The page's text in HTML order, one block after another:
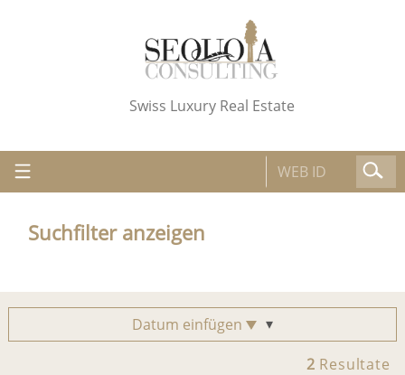
Swiss Luxury Real Estate
Suchfilter anzeigen
Datum einfügen
2 Resultate